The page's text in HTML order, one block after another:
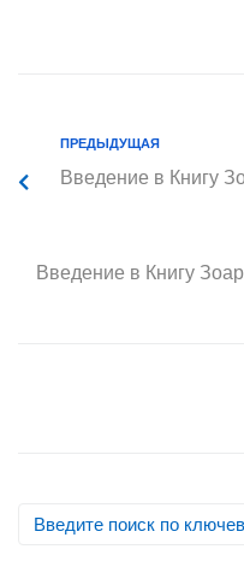
ПРЕДЫДУЩАЯ
Введение в Книгу
Введение в Книгу